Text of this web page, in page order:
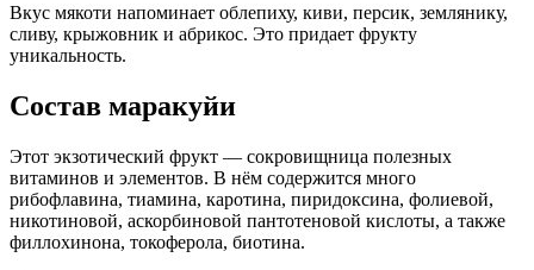
Вкус мякоти напоминает облепиху, киви, персик, землянику,
сливу, крыжовник и абрикос. Это придает фрукту
уникальность.
Состав маракуйи
Этот экзотический фрукт — сокровищница полезных
витаминов и элементов. В нём содержится много
рибофлавина, тиамина, каротина, пиридоксина, фолиевой,
никотиновой, аскорбиновой пантотеновой кислоты, а также
филлохинона, токоферола, биотина.